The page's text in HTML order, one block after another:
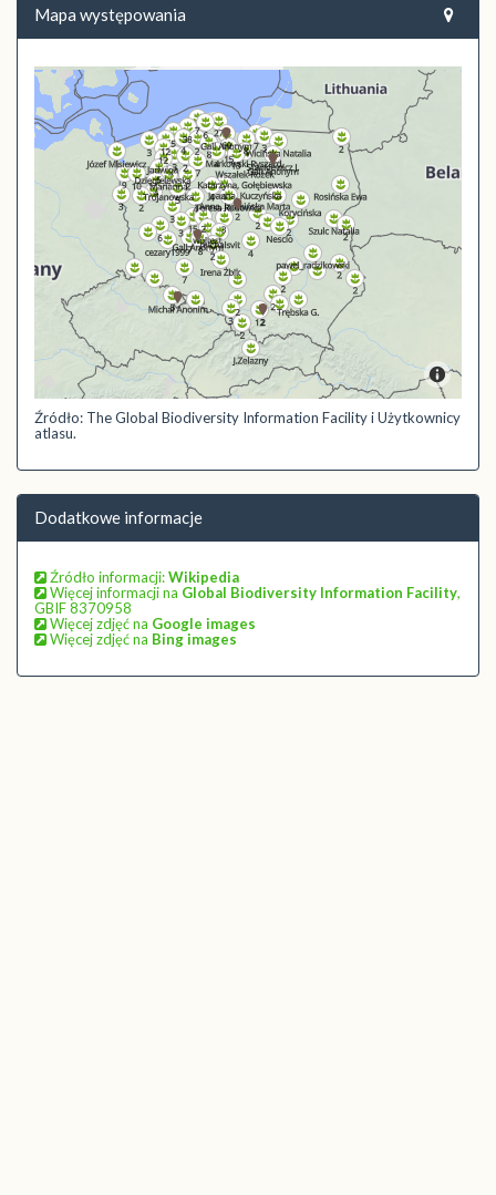
Mapa występowania
Źródło: The Global Biodiversity Information Facility i Użytkownicy
atlasu.
Dodatkowe informacje
Źródło informacji:Wikipedia
Więcej informacji na Global Biodiversity Information Facility,
GBIF 8370958
Więcej zdjęć na Google images
Więcej zdjęć na Bing images